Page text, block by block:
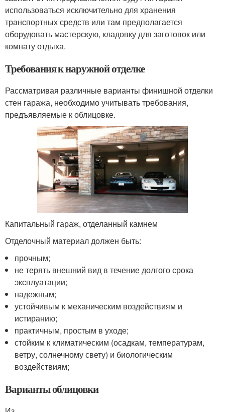
использоваться исключительно для хранения
транспортных средств или там предполагается
оборудовать мастерскую, кладовку для заготовок или
комнату отдыха.
Требования к наружной отделке
Рассматривая различные варианты финишной отделки
стен гаража, необходимо учитывать требования,
предъявляемые к облицовке.
Капитальный гараж, отделанный камнем
Отделочный материал должен быть:
прочным;
не терять внешний вид в течение долгого срока
эксплуатации;
надежным;
устойчивым к механическим воздействиям и
истиранию;
практичным, простым в уходе;
стойким к климатическим (осадкам, температурам,
ветру, солнечному свету) и биологическим
воздействиям;
Варианты облицовки